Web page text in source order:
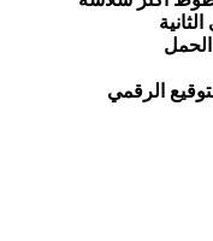
الرقمي